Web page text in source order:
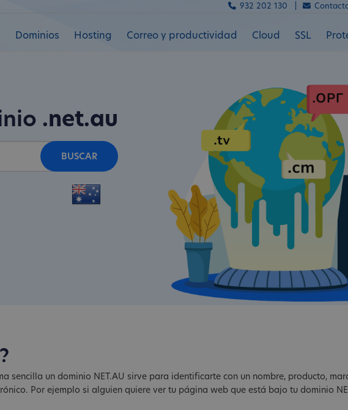
Dominios Hosting Correo y productividad Cloud SSL
932 202 130 |
.net.au
BUSCAR
sencilla un dominio NET.AU sirve para identificarte con un nombre, producto,
Por ejemplo si alguien quiere ver tu página web que está bajo tu dominio